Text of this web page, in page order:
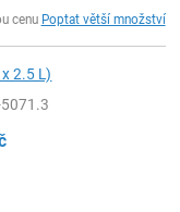
cenu Poptat větší množství
2.5 L)
5071.3